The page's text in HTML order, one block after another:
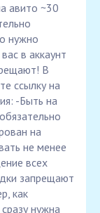
авито ~30
нужно
в аккаунт
В
ссылку на
-Быть на
на
не менее
всех
запрещают
как
нужна